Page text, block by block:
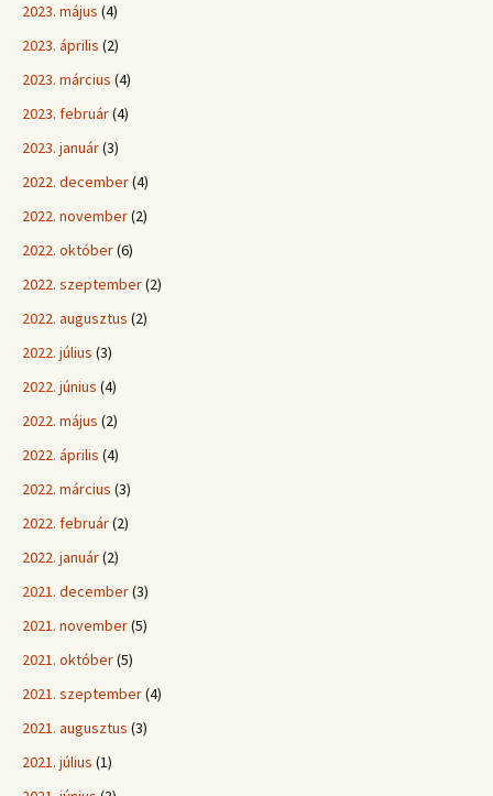
2023. május (4)
2023. április (2)
2023. március (4)
2023. február(4)
2023. január(3)
2022. december(4)
2022. november(2)
2022. október(6)
2022. szeptember(2)
2022. augusztus (2)
2022. július (3)
2022. június (4)
2022. május (2)
2022. április (4)
2022. március (3)
2022. február(2)
2022. január(2)
2021. december(3)
2021. november(5)
2021. október(5)
2021. szeptember(4)
2021. augusztus (3)
2021. július (1)